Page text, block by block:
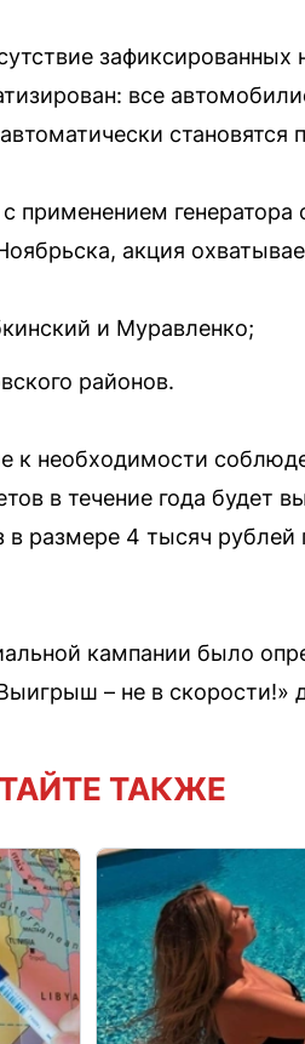
все
становятся
применением генератора
акция
и Муравленко;
районов.
к необходимости
в течение года будет
размере 4 тысяч рублей
кампании было
– не в скорости!»
ТАКЖЕ